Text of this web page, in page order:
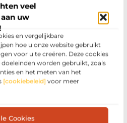
veel
uw
en vergelijkbare
hoe u onze website gebruikt
voor u te creëren. Deze cookies
worden gebruikt, zoals
en het meten van het
[cookiebeleid] voor meer
Cookies
voor
van basisprincipes
Drachten: gericht werken aan
vrij bewegen
slotenmaker in Alphen aan den